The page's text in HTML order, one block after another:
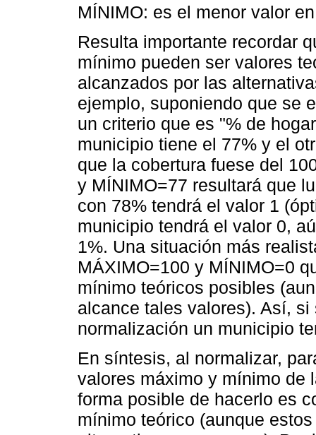
MÍNIMO: es el menor valor
Resulta importante recordar
mínimo pueden ser valores
alcanzados por las
ejemplo, suponiendo que se
un criterio que es "% de
municipio tiene el 77% y el
que la cobertura fuese del
y MÍNIMO=77 resultará que
con 78% tendrá el valor 1
municipio tendrá el valor 0,
1%. Una situación más
MÁXIMO=100 y MÍNIMO=0
mínimo teóricos posibles
alcance tales valores). Así,
normalización un municipio
En síntesis, al normalizar,
valores máximo y mínimo de
forma posible de hacerlo es
mínimo teórico (aunque